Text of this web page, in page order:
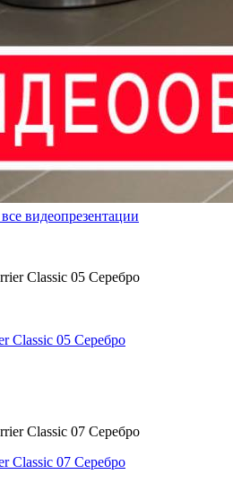
видеопрезентации
Classic 05 Серебро
Classic 07 Серебро